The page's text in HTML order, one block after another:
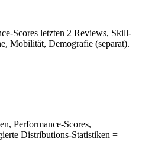
Scores letzten 2 Reviews, Skill-
Mobilität, Demografie (separat).
Performance-Scores,
Distributions-Statistiken =